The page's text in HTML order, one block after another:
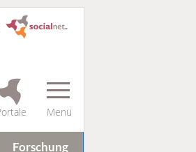
Forschung